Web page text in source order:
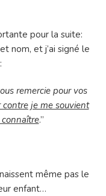
pour la suite:
nom, et j’ai signé le
remercie pour vos
contre je me souvient
connaître.”
même pas le
enfant…